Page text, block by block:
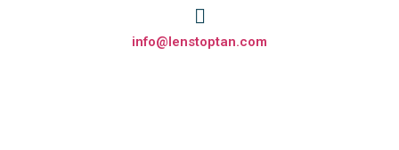
info@lenstoptan.com